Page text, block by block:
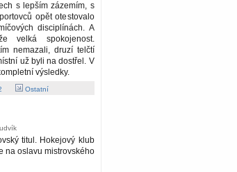
s lepším zázemím, s
opět otestovalo
disciplínách. A
velká spokojenost.
nemazali, druzí telčtí
už byli na dostřel. V
výsledky.
Ostatní
titul. Hokejový klub
na oslavu mistrovského